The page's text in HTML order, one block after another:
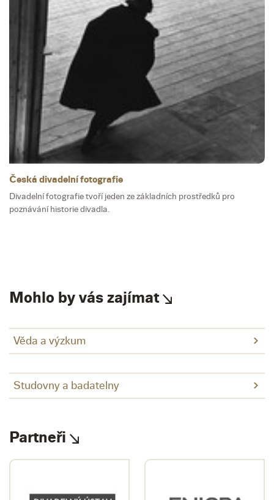
Česká divadelní fotografie
Divadelní fotografie tvoří jeden ze základních prostředků pro
poznávání historie divadla.
Mohlo by vás zajímat
Věda a výzkum
Studovny a badatelny
Partneři